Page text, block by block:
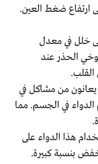
ارتفاع ضغط العين.
خلل في معدل
الحذر عند
القلب.
يعانون من مشاكل في
في الجسم. مما
هذا الدواء على
بنسبة كبيرة.